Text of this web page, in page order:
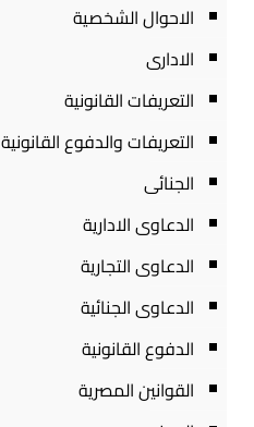
الاحوال الشخصية
الادارى
التعريفات القانونية
التعريفات والدفوع القانونية
الجنائى
الدعاوى الادارية
الدعاوى التجارية
الدعاوى الجنائية
الدفوع القانونية
القوانين المصرية